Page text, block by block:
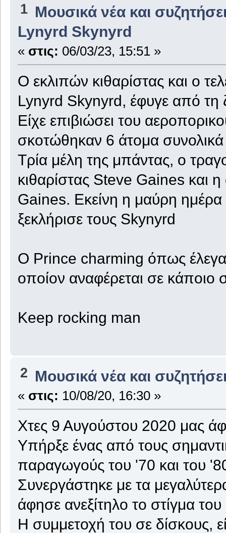
1 Μουσικά νέα και
Lynyrd Skynyrd
« στις: 06/03/23, 15:51 »
Ο εκλιπών κιθαρίστας και ο
Lynyrd Skynyrd, έφυγε από τη
Είχε επιβιώσει του
σκοτώθηκαν 6 άτομα συνολικά
Τρία μέλη της μπάντας, ο
κιθαρίστας Steve Gaines και
Gaines. Eκείνη η μαύρη
ξεκλήρισε τους Skynyrd
O Prince charming όπως
οποίον αναφέρεται σε κάποιο
Keep rocking man
2 Μουσικά νέα και
« στις: 10/08/20, 16:30 »
Χτες 9 Αυγούστου 2020 μας
Υπήρξε ένας από τους
παραγωγούς του '70 και του
Συνεργάστηκε με τα
άφησε ανεξίτηλο το στίγμα
Η συμμετοχή του σε δίσκους,